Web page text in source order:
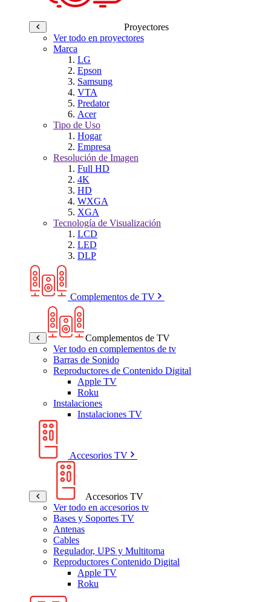
Proyectores
Ver todo en proyectores
Marca
LG
Epson
Samsung
VTA
Predator
Acer
Tipo de Uso
Hogar
Empresa
Resolución de Imagen
Full HD
4K
HD
WXGA
XGA
Tecnología de Visualización
LCD
LED
DLP
Complementos de TV
Complementos de TV
Ver todo en complementos de tv
Barras de Sonido
Reproductores de Contenido Digital
Apple TV
Roku
Instalaciones
Instalaciones TV
Accesorios TV
Accesorios TV
Ver todo en accesorios tv
Bases y Soportes TV
Antenas
Cables
Regulador, UPS y Multitoma
Reproductores Contenido Digital
Apple TV
Roku